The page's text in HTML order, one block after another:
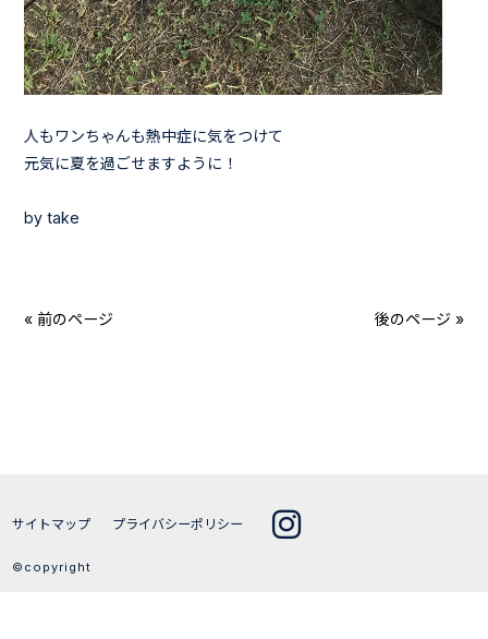
人もワンちゃんも熱中症に気をつけて
元気に夏を過ごせますように！
by take
« 前のページ 後のページ »
サイトマップ プライバシーポリシー
©copyright